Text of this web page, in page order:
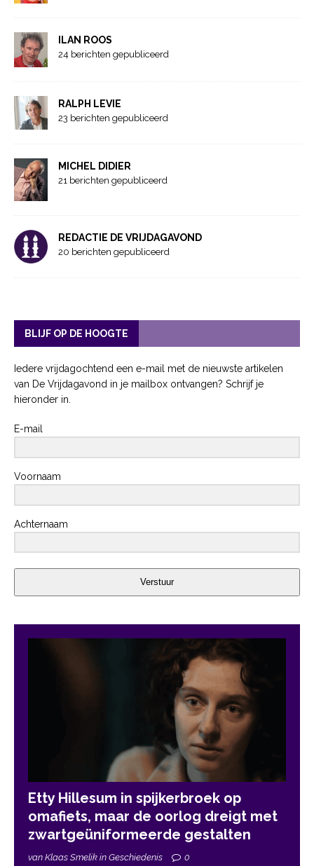
ILAN ROOS
24 berichten gepubliceerd
RALPH LEVIE
23 berichten gepubliceerd
MICHEL DIDIER
21 berichten gepubliceerd
REDACTIE DE VRIJDAGAVOND
20 berichten gepubliceerd
BLIJF OP DE HOOGTE
Iedere vrijdagochtend een e-mail met de nieuwste artikelen
van De Vrijdagavond in je mailbox ontvangen? Schrijf je
hieronder in.
E-mail
Voornaam
Achternaam
Verstuur
Etty Hillesum in spijkerbroek op
omafiets, maar de oorlog dreigt met
zwartgeüniformeerde gestalten
van Klaas Smelik in Geschiedenis 0